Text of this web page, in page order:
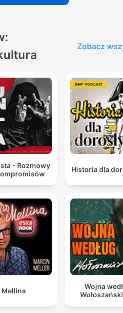
sobre la faz de la Tierra. He
en el cielo.
tras su experiencia en
dice una curación
la religión dice milagro.
la distinción terminológica entre
interpretan las sanaciones que no
clara.
es ineludible, ¿cómo hacer que
de una persona cree que se
elemento que todos conocéis
es el efecto placebo.
introduce el concepto del efecto
clave en la influencia de la mente
tumor que lo tenemos
Zobacz
- Rozmowy
Historia dla
Mellina
Wojna